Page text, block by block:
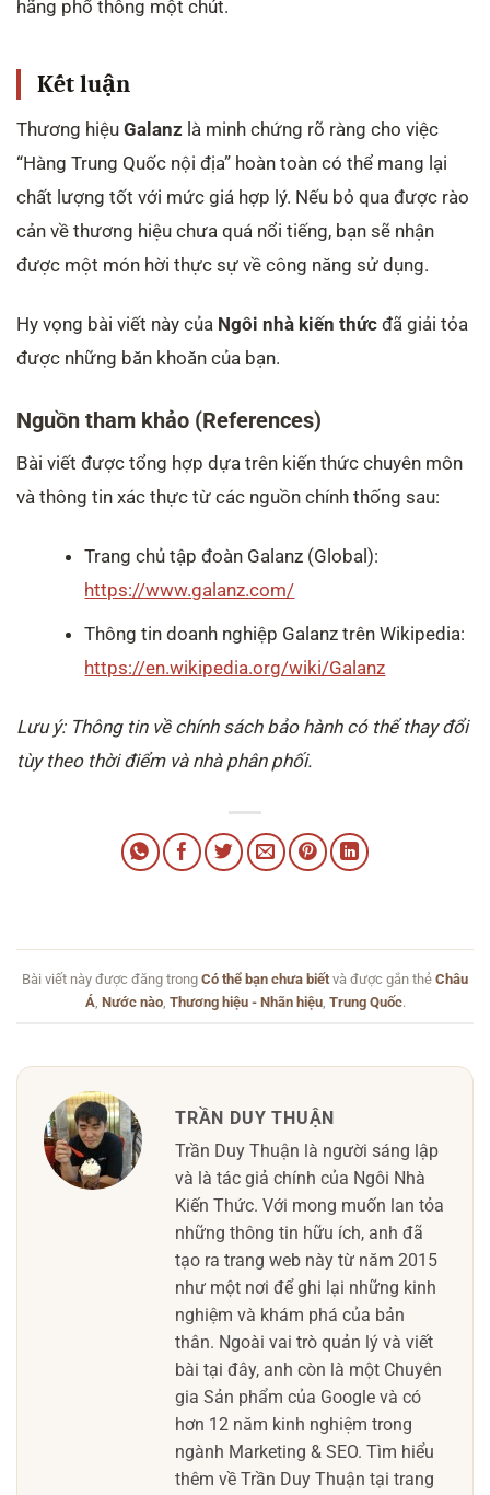
hãng phổ thông một chút.
Kết luận
Thương hiệu Galanz là minh chứng rõ ràng cho việc
“Hàng Trung Quốc nội địa” hoàn toàn có thể mang lại
chất lượng tốt với mức giá hợp lý. Nếu bỏ qua được rào
cản về thương hiệu chưa quá nổi tiếng, bạn sẽ nhận
được một món hời thực sự về công năng sử dụng.
Hy vọng bài viết này của Ngôi nhà kiến thức đã giải tỏa
được những băn khoăn của bạn.
Nguồn tham khảo (References)
Bài viết được tổng hợp dựa trên kiến thức chuyên môn
và thông tin xác thực từ các nguồn chính thống sau:
Trang chủ tập đoàn Galanz (Global):
https://www.galanz.com/
Thông tin doanh nghiệp Galanz trên Wikipedia:
https://en.wikipedia.org/wiki/Galanz
Lưu ý: Thông tin về chính sách bảo hành có thể thay đổi
tùy theo thời điểm và nhà phân phối.
Bài viết này được đăng trong Có thể bạn chưa biết và được gắn thẻ Châu
Á, Nước nào, Thương hiệu - Nhãn hiệu, Trung Quốc.
TRẦN DUY THUẬN
Trần Duy Thuận là người sáng lập
và là tác giả chính của Ngôi Nhà
Kiến Thức. Với mong muốn lan tỏa
những thông tin hữu ích, anh đã
tạo ra trang web này từ năm 2015
như một nơi để ghi lại những kinh
nghiệm và khám phá của bản
thân. Ngoài vai trò quản lý và viết
bài tại đây, anh còn là một Chuyên
gia Sản phẩm của Google và có
hơn 12 năm kinh nghiệm trong
ngành Marketing & SEO. Tìm hiểu
thêm về Trần Duy Thuận tại trang